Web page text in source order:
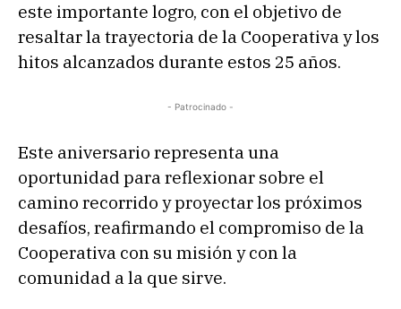
este importante logro, con el objetivo de
resaltar la trayectoria de la Cooperativa y los
hitos alcanzados durante estos 25 años.
- Patrocinado -
Este aniversario representa una
oportunidad para reflexionar sobre el
camino recorrido y proyectar los próximos
desafíos, reafirmando el compromiso de la
Cooperativa con su misión y con la
comunidad a la que sirve.